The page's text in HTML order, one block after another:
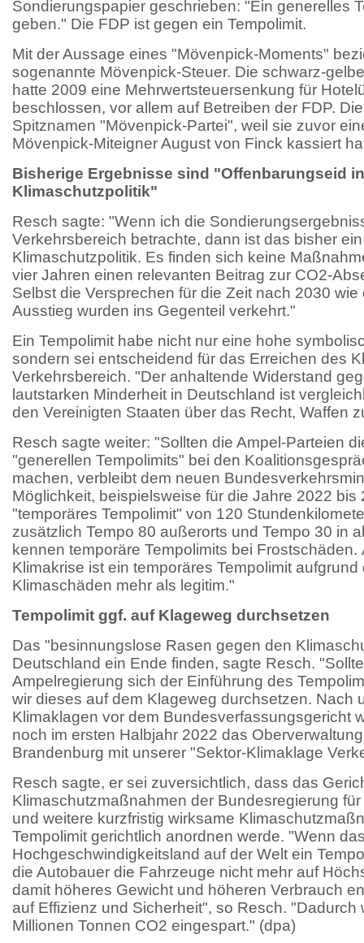
Sondierungspapier geschrieben: "Ein generelles
geben." Die FDP ist gegen ein Tempolimit.
Mit der Aussage eines "Mövenpick-Moments"
sogenannte Mövenpick-Steuer. Die schwarz-
hatte 2009 eine Mehrwertsteuersenkung für
beschlossen, vor allem auf Betreiben der FDP.
Spitznamen "Mövenpick-Partei", weil sie zuvor
Mövenpick-Miteigner August von Finck kassiert
Bisherige Ergebnisse sind "Offenbarungseid
Klimaschutzpolitik"
Resch sagte: "Wenn ich die
Verkehrsbereich betrachte, dann ist das bisher
Klimaschutzpolitik. Es finden sich keine
vier Jahren einen relevanten Beitrag zur CO2-
Selbst die Versprechen für die Zeit nach 2030 wie
Ausstieg wurden ins Gegenteil verkehrt."
Ein Tempolimit habe nicht nur eine hohe
sondern sei entscheidend für das Erreichen des
Verkehrsbereich. "Der anhaltende Widerstand
lautstarken Minderheit in Deutschland ist
den Vereinigten Staaten über das Recht, Waffen
Resch sagte weiter: "Sollten die Ampel-Parteien
"generellen Tempolimits" bei den
machen, verbleibt dem neuen
Möglichkeit, beispielsweise für die Jahre 2022 bis
"temporäres Tempolimit" von 120
zusätzlich Tempo 80 außerorts und Tempo 30 in
kennen temporäre Tempolimits bei
Klimakrise ist ein temporäres Tempolimit aufgrund
Klimaschäden mehr als legitim."
Tempolimit ggf. auf Klageweg durchsetzen
Das "besinnungslose Rasen gegen den
Deutschland ein Ende finden, sagte Resch.
Ampelregierung sich der Einführung des
wir dieses auf dem Klageweg durchsetzen. Nach
Klimaklagen vor dem Bundesverfassungsgericht
noch im ersten Halbjahr 2022 das
Brandenburg mit unserer "Sektor-Klimaklage
Resch sagte, er sei zuversichtlich, dass das
Klimaschutzmaßnahmen der Bundesregierung
und weitere kurzfristig wirksame
Tempolimit gerichtlich anordnen werde. "Wenn
Hochgeschwindigkeitsland auf der Welt ein
die Autobauer die Fahrzeuge nicht mehr auf
damit höheres Gewicht und höheren Verbrauch
auf Effizienz und Sicherheit", so Resch. "Dadurch
Millionen Tonnen CO2 eingespart." (dpa)